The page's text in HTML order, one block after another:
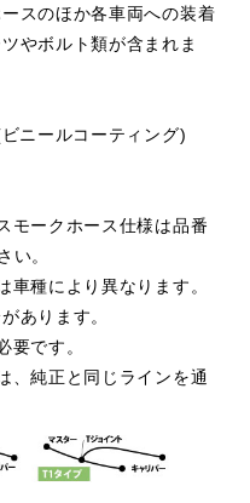
スのほか各車両への装着
やボルト類が含まれま
ニールコーティング)
モークホース仕様は品番
い。
種により異なります。
あります。
要です。
、純正と同じラインを通